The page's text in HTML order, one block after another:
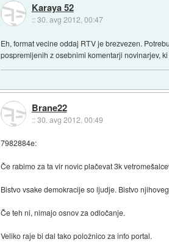
Karaya 52
::30. avg 2012, 00:47
Eh, format vecine oddaj RTV je brezvezen.
pospremljenih z osebnimi komentarji novinarjev,
Brane22
::30. avg 2012, 00:49
7982884e:
Če rabimo za ta vir novic plačevat 3k
Bistvo vsake demokracije so ljudje. Bistvo
Če teh ni, nimajo osnov za odločanje.
Veliko raje bi dal tako položnico za info portal.